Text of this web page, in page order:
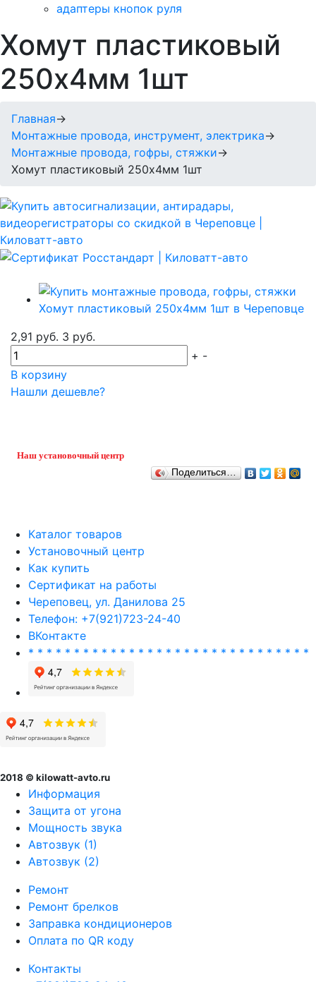
адаптеры кнопок руля
Хомут пластиковый
250х4мм 1шт
Главная→
Монтажные провода, инструмент, электрика→
Монтажные провода, гофры, стяжки→
Хомут пластиковый 250х4мм 1шт
2,91 руб. 3 руб.
+ -
В корзину
Нашли дешевле?
Наш установочный центр
Поделиться…
Каталог товаров
Установочный центр
Как купить
Сертификат на работы
Череповец, ул. Данилова 25
Телефон: +7(921)723-24-40
ВКонтакте
* * * * * * * * * * * * * * * * * * * * * * * * * * * * * * *
2018 © kilowatt-avto.ru
Информация
Защита от угона
Мощность звука
Автозвук (1)
Автозвук (2)
Ремонт
Ремонт брелков
Заправка кондиционеров
Оплата по QR коду
Контакты